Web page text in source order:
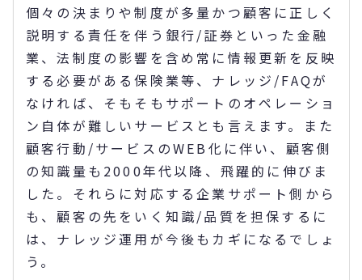
個々の決まりや制度が多量かつ顧客に正しく
説明する責任を伴う銀行/証券といった金融
業、法制度の影響を含め常に情報更新を反映
する必要がある保険業等、ナレッジ/FAQが
なければ、そもそもサポートのオペレーショ
ン自体が難しいサービスとも言えます。また
顧客行動/サービスのWEB化に伴い、顧客側
の知識量も2000年代以降、飛躍的に伸びま
した。それらに対応する企業サポート側から
も、顧客の先をいく知識/品質を担保するに
は、ナレッジ運用が今後もカギになるでしょ
う。